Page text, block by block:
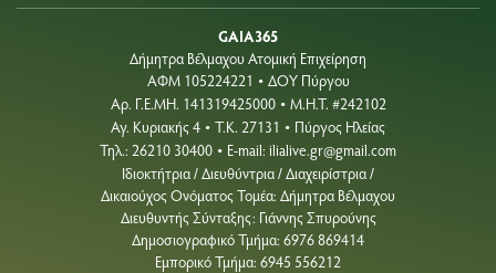
GAIA365
Δήμητρα Βέλμαχου Ατομική Επιχείρηση
ΑΦΜ 105224221 • ΔΟΥ Πύργου
Aρ. Γ.Ε.ΜΗ. 141319425000 • Μ.Η.Τ. #242102
Αγ. Κυριακής 4 • Τ.Κ. 27131 • Πύργος Ηλείας
Τηλ.: 26210 30400 • E-mail: ilialive.gr@gmail.com
Ιδιοκτήτρια / Διευθύντρια / Διαχειρίστρια /
Δικαιούχος Ονόματος Τομέα: Δήμητρα Βέλμαχου
Διευθυντής Σύνταξης: Γιάννης Σπυρούνης
Δημοσιογραφικό Τμήμα: 6976 869414
Εμπορικό Τμήμα: 6945 556212